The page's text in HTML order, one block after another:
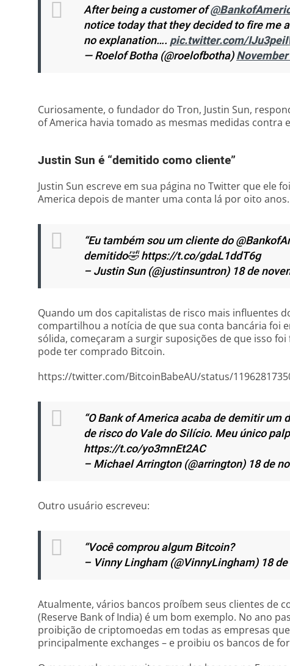
After being a customer of
notice today that they decided to fire me
no explanation….pic.twitter.com/
— Roelof Botha (@roelofbotha)
Curiosamente, o fundador do Tron, Justin Sun,
of America havia tomado as mesmas medidas contra
Justin Sun é “demitido como cliente”
Justin Sun escreve em sua página no Twitter que ele
America depois de manter uma conta lá por oito anos.
“Eu também sou um cliente do
demitido🤣 https://t.co/gdaL1ddT6g
– Justin Sun (@justinsuntron) 18 de
Quando um dos capitalistas de risco mais influentes
compartilhou a notícia de que sua conta bancária foi
sólida, começaram a surgir suposições de que isso
pode ter comprado Bitcoin.
https://twitter.com/BitcoinBabeAU/status/
“O Bank of America acaba de demitir
de risco do Vale do Silício. Meu único
https://t.co/yo3mnEt2AC
– Michael Arrington (@arrington) 18 de
Outro usuário escreveu:
“Você comprou algum Bitcoin?
– Vinny Lingham (@VinnyLingham) 18
Atualmente, vários bancos proíbem seus clientes de
(Reserve Bank of India) é um bom exemplo. No ano
proibição de criptomoedas em todas as empresas
principalmente exchanges – e proibiu os bancos de